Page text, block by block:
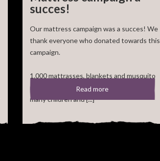
succes!
Our mattress campaign was a succes! We
thank everyone who donated towards this
campaign.
1.000 mattrasses, blankets and musquito
nets will be handed out later this year to
many children and [...]
Read more